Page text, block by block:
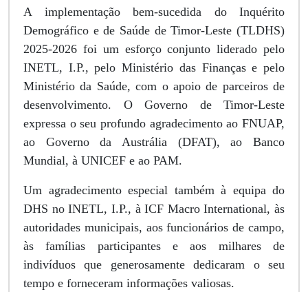
A implementação bem-sucedida do Inquérito
Demográfico e de Saúde de Timor-Leste (TLDHS)
2025-2026 foi um esforço conjunto liderado pelo
INETL, I.P., pelo Ministério das Finanças e pelo
Ministério da Saúde, com o apoio de parceiros de
desenvolvimento. O Governo de Timor-Leste
expressa o seu profundo agradecimento ao FNUAP,
ao Governo da Austrália (DFAT), ao Banco
Mundial, à UNICEF e ao PAM.
Um agradecimento especial também à equipa do
DHS no INETL, I.P., à ICF Macro International, às
autoridades municipais, aos funcionários de campo,
às famílias participantes e aos milhares de
indivíduos que generosamente dedicaram o seu
tempo e forneceram informações valiosas.